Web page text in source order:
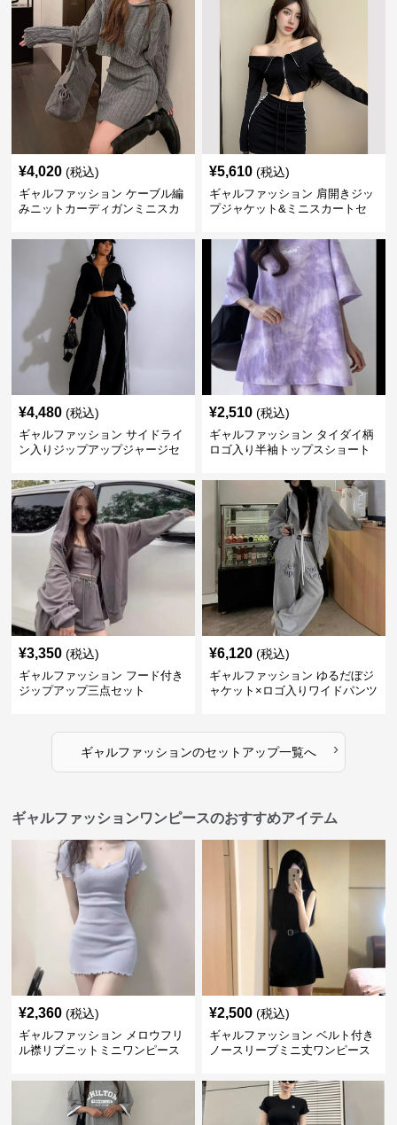
¥4,020 (税込)
ギャルファッション ケーブル編
みニットカーディガンミニスカ
¥5,610 (税込)
ギャルファッション 肩開きジッ
プジャケット&ミニスカートセ
¥4,480 (税込)
ギャルファッション サイドライ
ン入りジップアップジャージセ
¥2,510 (税込)
ギャルファッション タイダイ柄
ロゴ入り半袖トップスショート
¥3,350 (税込)
ギャルファッション フード付き
ジップアップ三点セット
¥6,120 (税込)
ギャルファッション ゆるだぼジ
ャケット×ロゴ入りワイドパンツ
ギャルファッションのセットアップ一覧へ ›
ギャルファッションワンピースのおすすめアイテム
¥2,360 (税込)
ギャルファッション メロウフリ
ル襟リブニットミニワンピース
¥2,500 (税込)
ギャルファッション ベルト付き
ノースリーブミニ丈ワンピース